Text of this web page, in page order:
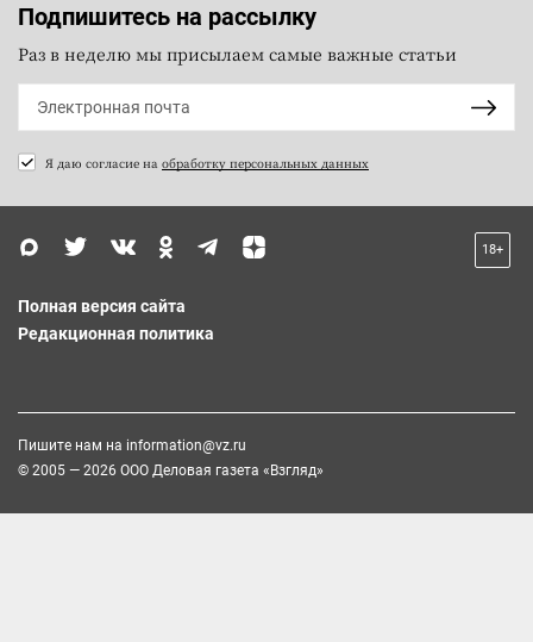
Подпишитесь на рассылку
Раз в неделю мы присылаем самые важные статьи
Я даю согласие на обработку персональных данных
18+
Полная версия сайта
Редакционная политика
Пишите нам на information@vz.ru
© 2005 — 2026 ООО Деловая газета «Взгляд»